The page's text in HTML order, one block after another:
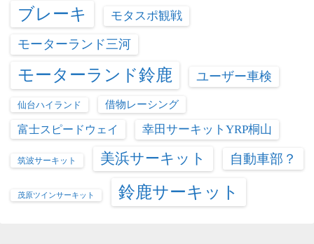
ブレーキ モタスポ観戦
モーターランド三河
モーターランド鈴鹿 ユーザー車検
仙台ハイランド 借物レーシング
富士スピードウェイ 幸田サーキットYRP桐山
筑波サーキット 美浜サーキット 自動車部？
茂原ツインサーキット 鈴鹿サーキット